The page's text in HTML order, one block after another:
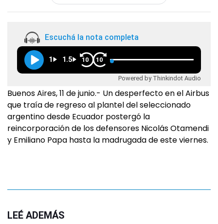
Escuchá la nota completa
1 1.5 10 10
Powered by Thinkindot Audio
Buenos Aires, 11 de junio.- Un desperfecto en el Airbus
que traía de regreso al plantel del seleccionado
argentino desde Ecuador postergó la
reincorporación de los defensores Nicolás Otamendi
y Emiliano Papa hasta la madrugada de este viernes.
LEÉ ADEMÁS